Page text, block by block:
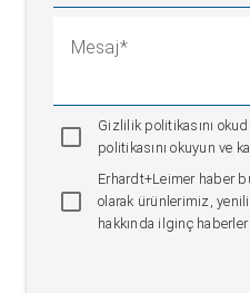
Mesaj
Gizlilik politikasını
politikasını okuyun ve
Erhardt+Leimer haber
olarak ürünlerimiz,
hakkında ilginç haberler